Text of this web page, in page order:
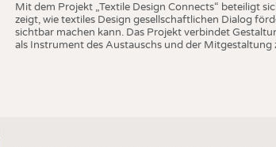
Mit dem Projekt „Textile Design Connects“ beteiligt
zeigt, wie textiles Design gesellschaftlichen Dialog
sichtbar machen kann. Das Projekt verbindet
als Instrument des Austauschs und der Mitgestaltung